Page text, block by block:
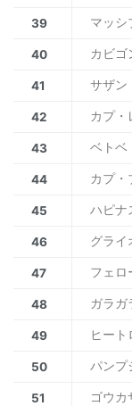
39 マッシ
40 カビゴ
41 サザン
42 カプ・
43 ベトベ
44 カプ・
45 ハピナ
46 グライ
47 フェロ
48 ガラガ
49 ヒート
50 パンプ
51 ゴウカ